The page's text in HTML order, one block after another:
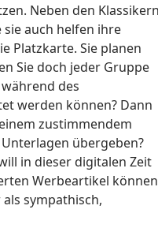
Neben den Klassikern
auch helfen ihre
Platzkarte. Sie planen
Sie doch jeder Gruppe
des
werden können? Dann
zustimmendem
übergeben?
in dieser digitalen Zeit
Werbeartikel können
sympathisch,